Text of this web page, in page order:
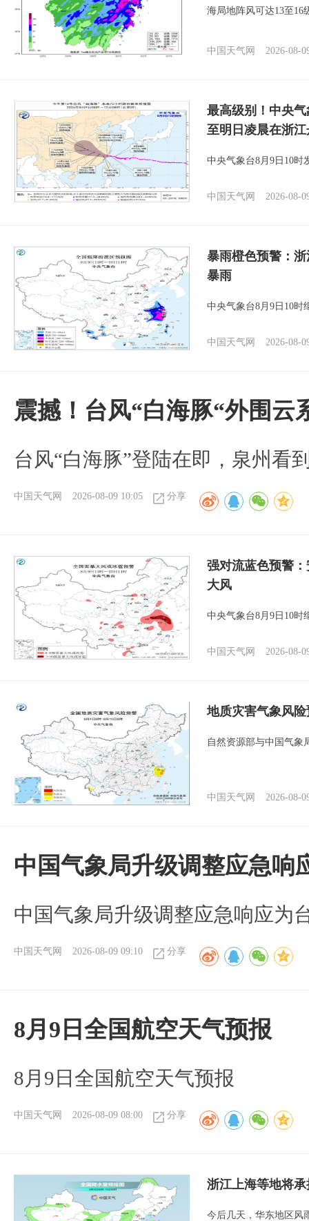
海局地阵风可达13至16
中国天气网 2026-08-
最高级别！中央
至明日凌晨在浙
中央气象台8月9日10时
中国天气网 2026-08-
暴雨橙色预警：
暴雨
中央气象台8月9日10时
中国天气网 2026-08-
震撼！台风“白海豚“外围云
台风“白海豚”登陆在即，泉州看
中国天气网 2026-08-09 10:05 分享
强对流蓝色预警
大风
中央气象台8月9日10时
中国天气网 2026-08-
地质灾害气象风
自然资源部与中国气象
中国天气网 2026-08-
中国气象局升级调整应急响
中国气象局升级调整应急响应为
中国天气网 2026-08-09 09:10 分享
8月9日全国航空天气预报
8月9日全国航空天气预报​
中国天气网 2026-08-09 08:00 分享
浙江上海等地将
今后几天，华东地区风